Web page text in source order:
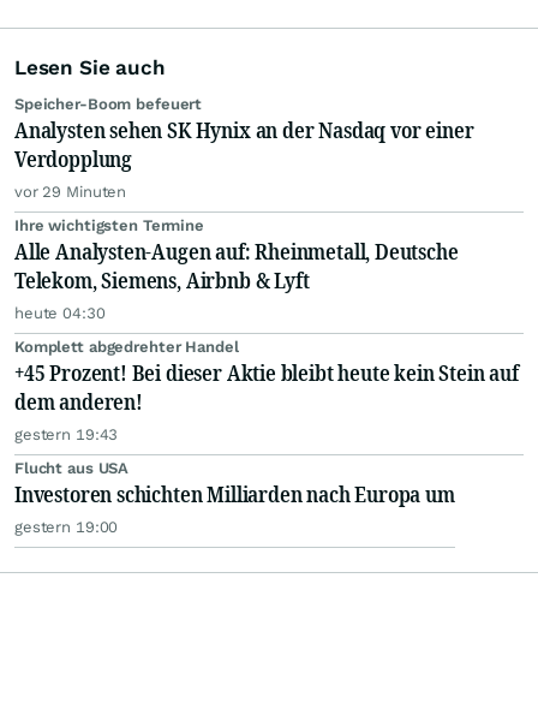
Lesen Sie auch
Speicher-Boom befeuert
Analysten sehen SK Hynix an der Nasdaq vor einer
Verdopplung
vor 29 Minuten
Ihre wichtigsten Termine
Alle Analysten-Augen auf: Rheinmetall, Deutsche
Telekom, Siemens, Airbnb & Lyft
heute 04:30
Komplett abgedrehter Handel
+45 Prozent! Bei dieser Aktie bleibt heute kein Stein auf
dem anderen!
gestern 19:43
Flucht aus USA
Investoren schichten Milliarden nach Europa um
gestern 19:00